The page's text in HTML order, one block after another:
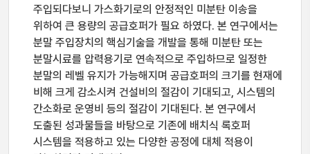
주입되다보니 가스화기로의 안정적인 미분탄 이송을
위하여 큰 용량의 공급호퍼가 필요 하였다. 본 연구에서는
분말 주입장치의 핵심기술을 개발을 통해 미분탄 또는
분말시료를 압력용기로 연속적으로 주입하므로 일정한
분말의 레벨 유지가 가능해지며 공급호퍼의 크기를 현재에
비해 크게 감소시켜 건설비의 절감이 기대되고, 시스템의
간소화로 운영비 등의 절감이 기대된다. 본 연구에서
도출된 성과물들을 바탕으로 기존에 배치식 록호퍼
시스템을 적용하고 있는 다양한 공정에 대체 적용이